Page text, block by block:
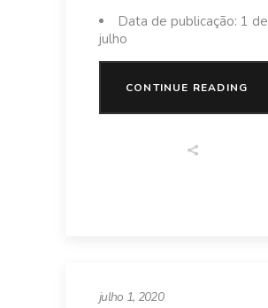
Data de publicação: 1 de
julho
CONTINUE READING
julho 1, 2020